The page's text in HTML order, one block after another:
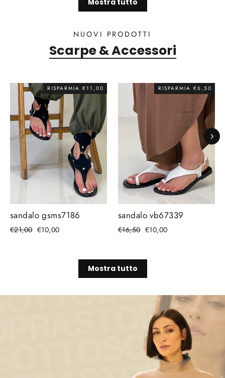
NUOVI PRODOTTI
Scarpe & Accessori
RISPARMIA €11,00
sandalo gsms7186
Prezzo
€21,00 Prezzo
€10,00
RISPARMIA €6,50
sandalo vb67339
Prezzo
€16,50 Prezzo
€10,00
Mostra tutto